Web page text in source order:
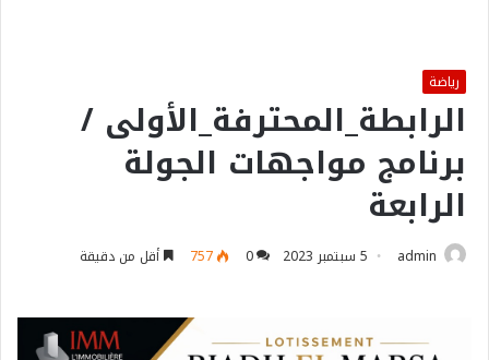
رياضة
الرابطة_المحترفة_الأولى /
برنامج مواجهات الجولة
الرابعة
admin 5 سبتمبر 2023 0
757 أقل من دقيقة